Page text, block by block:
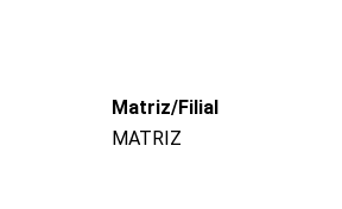
Matriz/Filial
MATRIZ